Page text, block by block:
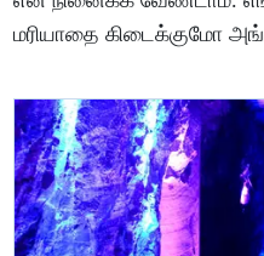
மரியாதை கிடைக்குமோ